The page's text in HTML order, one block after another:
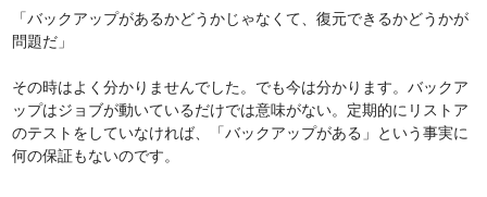
「バックアップがあるかどうかじゃなくて、復元できるかどうかが
問題だ」
その時はよく分かりませんでした。でも今は分かります。バックア
ップはジョブが動いているだけでは意味がない。定期的にリストア
のテストをしていなければ、「バックアップがある」という事実に
何の保証もないのです。